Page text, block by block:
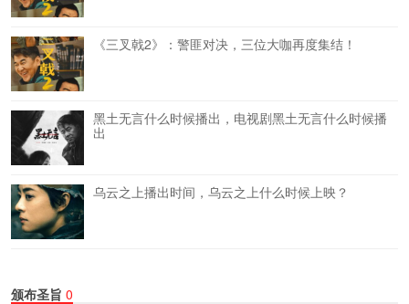
《三叉戟2》：警匪对决，三位大咖再度集结！
黑土无言什么时候播出，电视剧黑土无言什么时候播
出
乌云之上播出时间，乌云之上什么时候上映？
颁布圣旨 0